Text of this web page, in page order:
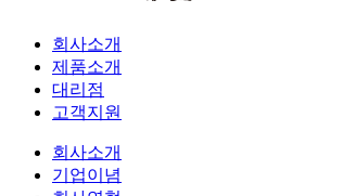
회사소개
제품소개
대리점
고객지원
회사소개
기업이념